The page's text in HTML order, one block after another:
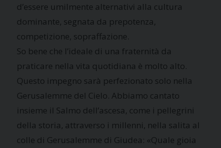
d’essere umilmente alternativi alla cultura
dominante, segnata da prepotenza,
competizione, sopraffazione.
So bene che l’ideale di una fraternità da
praticare nella vita quotidiana è molto alto.
Questo impegno sarà perfezionato solo nella
Gerusalemme del Cielo. Abbiamo cantato
insieme il Salmo dell’ascesa, come i pellegrini
della storia, attraverso i millenni, nella salita al
colle di Gerusalemme di Giudea: «Quale gioia